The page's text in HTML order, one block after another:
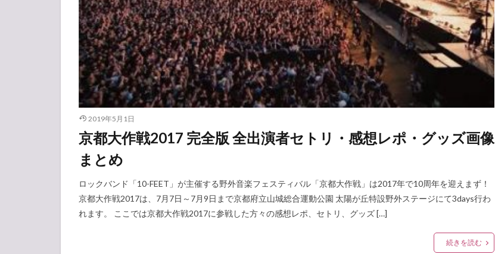
2019年5月1日
京都大作戦2017 完全版 全出演者セトリ・感想レポ・グッズ画像
まとめ
ロックバンド「10-FEET」が主催する野外音楽フェスティバル「京都大作戦」は2017年で10周年を迎えまず！
京都大作戦2017は、7月7日～7月9日まで京都府立山城総合運動公園 太陽が丘特設野外ステージにて3days行わ
れます。 ここでは京都大作戦2017に参戦した方々の感想レポ、セトリ、グッズ […]
続きを読む